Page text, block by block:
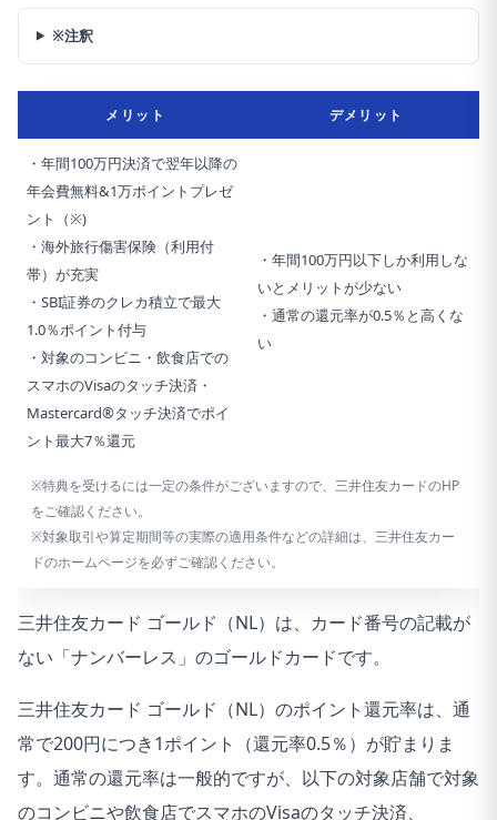
※注釈
メリット デメリット
・年間100万円決済で翌年以降の
年会費無料&1万ポイントプレゼ
ント（※)
・海外旅行傷害保険（利用付
帯）が充実
・SBI証券のクレカ積立で最大
1.0％ポイント付与
・対象のコンビニ・飲食店での
スマホのVisaのタッチ決済・
Mastercard®タッチ決済でポイ
ント最大7％還元
・年間100万円以下しか利用しな
いとメリットが少ない
・通常の還元率が0.5％と高くな
い
※特典を受けるには一定の条件がございますので、三井住友カードのHP
をご確認ください。
※対象取引や算定期間等の実際の適用条件などの詳細は、三井住友カー
ドのホームページを必ずご確認ください。
三井住友カード ゴールド（NL）は、カード番号の記載が
ない「ナンバーレス」のゴールドカードです。
三井住友カード ゴールド（NL）のポイント還元率は、通
常で200円につき1ポイント（還元率0.5％）が貯まりま
す。通常の還元率は一般的ですが、以下の対象店舗で対象
のコンビニや飲食店でスマホのVisaのタッチ決済、